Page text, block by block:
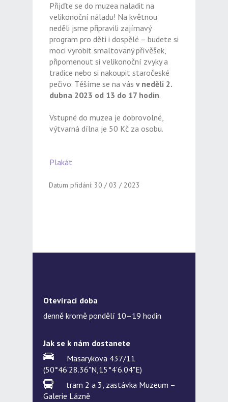
Přijďte se do muzea naladit na
velikonoční náladu! Na květnou
neděli jsme připravili zajímavý
program pro děti i dospělé – budete si
moci vyrobit smaltovaný přívěšek,
připomenout si velikonoční zvyky a
tradice nebo si nakoupit staročeské
pečivo. Těšíme se na vás v neděli 2.
dubna 2023 od 13 do 17 hodin.
Vstupné do muzea je dobrovolné,
výtvarná dílna je 50 Kč za osobu.
Plakát
Datum přidání: 30 / 03 / 2023
Otevírací doba
denně kromě pondělí 10–19 hodin
Jak se k nám dostanete
Masarykova 437/11
(50°46'28.36"N,15°4'6.04"E)
tram 2 a 3, zastávka Muzeum –
Galerie Lázně